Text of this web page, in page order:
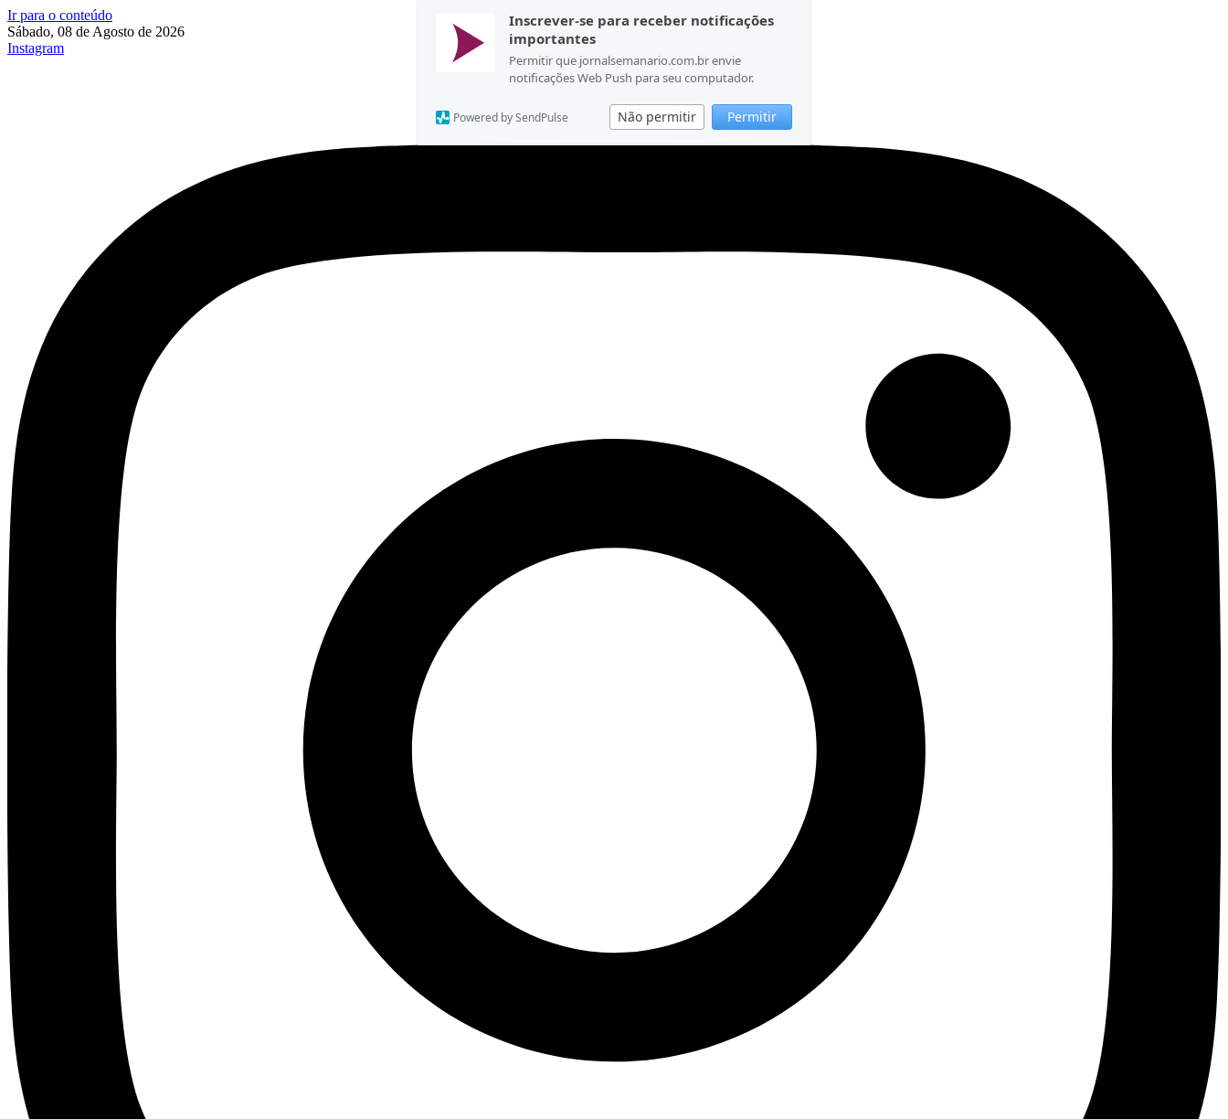
Inscrever-se para receber notificações
importantes
Permitir que jornalsemanario.com.br envie
notificações Web Push para seu computador.
Não permitir Permitir
Powered by SendPulse
Ir para o conteúdo
Sábado, 08 de Agosto de 2026
Instagram